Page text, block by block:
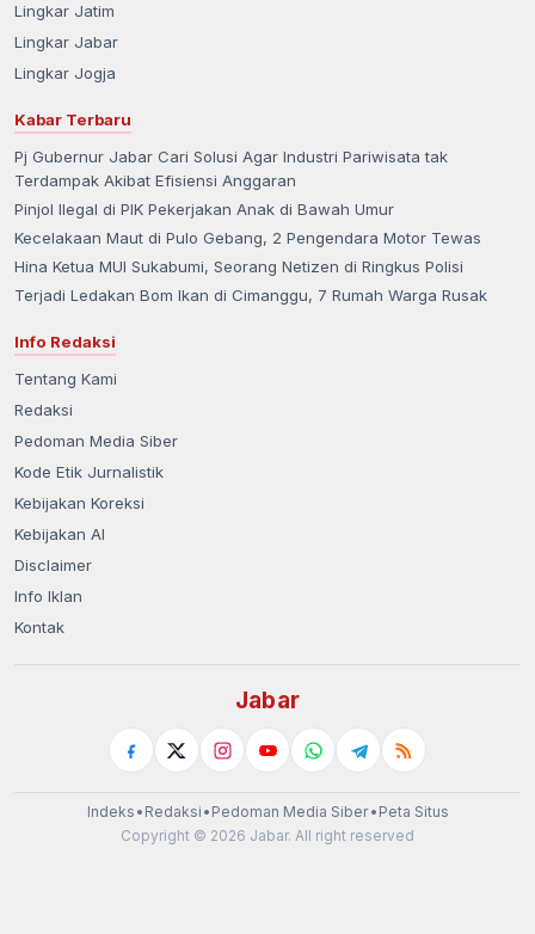
Lingkar Jatim
Lingkar Jabar
Lingkar Jogja
Kabar Terbaru
Pj Gubernur Jabar Cari Solusi Agar Industri Pariwisata tak
Terdampak Akibat Efisiensi Anggaran
Pinjol Ilegal di PIK Pekerjakan Anak di Bawah Umur
Kecelakaan Maut di Pulo Gebang, 2 Pengendara Motor Tewas
Hina Ketua MUI Sukabumi, Seorang Netizen di Ringkus Polisi
Terjadi Ledakan Bom Ikan di Cimanggu, 7 Rumah Warga Rusak
Info Redaksi
Tentang Kami
Redaksi
Pedoman Media Siber
Kode Etik Jurnalistik
Kebijakan Koreksi
Kebijakan AI
Disclaimer
Info Iklan
Kontak
Jabar
Indeks • Redaksi • Pedoman Media Siber• Peta Situs
Copyright © 2026 Jabar. All right reserved